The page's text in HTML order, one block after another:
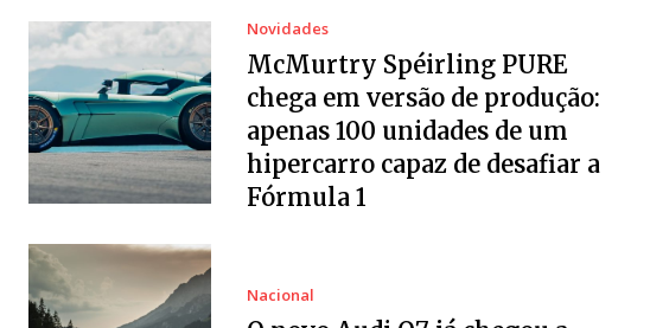
Novidades
McMurtry Spéirling PURE
chega em versão de produção:
apenas 100 unidades de um
hipercarro capaz de desafiar a
Fórmula 1
Nacional